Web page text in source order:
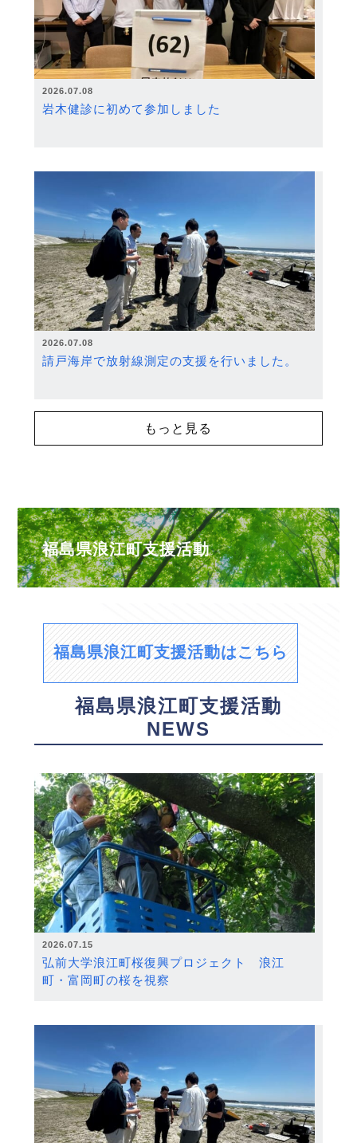
2026.07.08
岩木健診に初めて参加しました
2026.07.08
請戸海岸で放射線測定の支援を行いました。
もっと見る
福島県浪江町支援活動
福島県浪江町支援活動はこちら
福島県浪江町支援活動
NEWS
2026.07.15
弘前大学浪江町桜復興プロジェクト 浪江
町・富岡町の桜を視察